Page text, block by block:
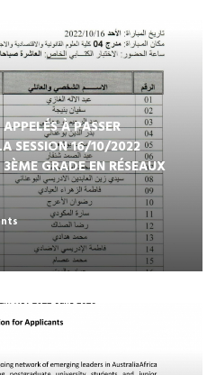
À PASSER
SESSION 16/10/2022
GRADE EN RÉSEAUX